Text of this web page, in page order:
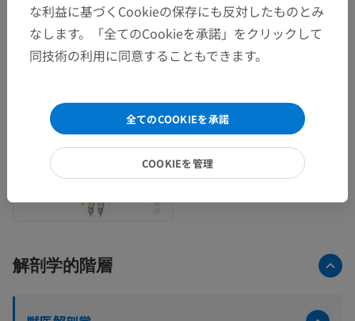
解剖学的階層
な利益に基づくCookieの保存にも反対したものとみ
なします。「全てのCookieを承諾」をクリックして
同技術の利用に同意することもできます。
全てのCOOKIEを承諾
COOKIEを管理